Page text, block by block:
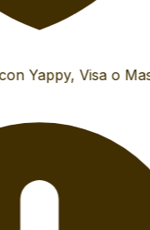
Yappy, Visa o